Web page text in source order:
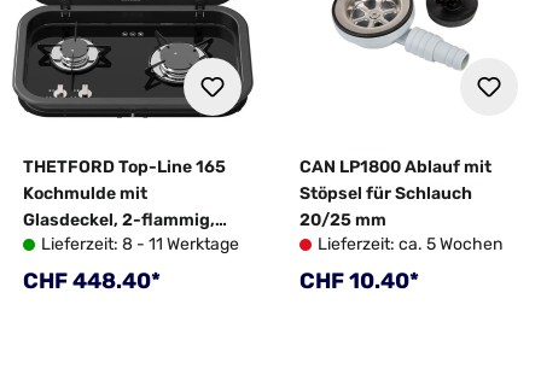
THETFORD Top-Line 165
Kochmulde mit
Glasdeckel, 2-flammig,
12V-Elektrozündung,
Schwarz
Lieferzeit: 8 - 11 Werktage
Regulärer Preis:
CHF 448.40*
CAN LP1800 Ablauf mit
Stöpsel für Schlauch
20/25 mm
Lieferzeit: ca. 5 Wochen
Regulärer Preis:
CHF 10.40*